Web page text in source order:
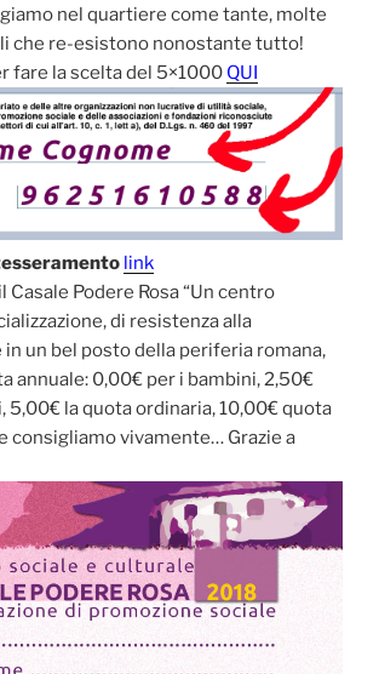
nel quartiere come tante, molte
che re-esistono nonostante tutto!
fare la scelta del 5×1000 QUI
link
Casale Podere Rosa “Un centro
di resistenza alla
in un bel posto della periferia romana,
annuale: 0,00€ per i bambini, 2,50€
5,00€ la quota ordinaria, 10,00€ quota
consigliamo vivamente… Grazie a